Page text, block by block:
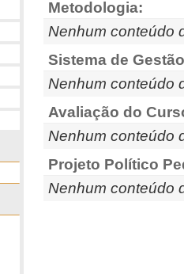
Metodologia:
Nenhum conteúdo
Sistema de
Nenhum conteúdo
Avaliação do
Nenhum conteúdo
Projeto Político
Nenhum conteúdo